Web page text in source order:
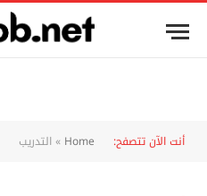
أنت الآن تتصفح: Home
»التدريب